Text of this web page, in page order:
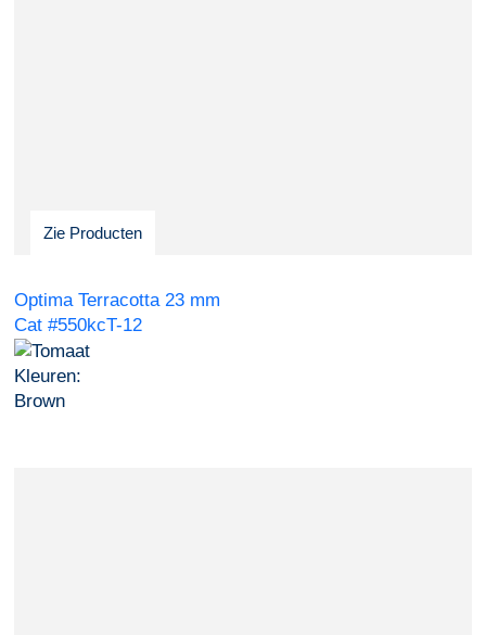
Zie Producten
Optima Terracotta 23 mm
Cat #550kcT-12
Kleuren:
Brown